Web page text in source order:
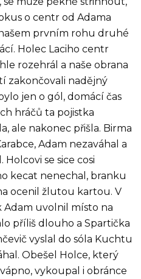
o centr od Adama
prvním rohu druhé
Holec Laciho centr
rozehrál a naše obrana
zakončovali nadějný
jen o gól, domácí čas
hráčů ta pojistka
ale nakonec přišla. Birma
Adam nezaváhal a
se sice cosi
kecat nenechal, branku
ocenil žlutou kartou. V
uvolnil místo na
příliš dlouho a Spartička
vyslal do sóla Kuchtu
Obešel Holce, který
vykoupal i obránce